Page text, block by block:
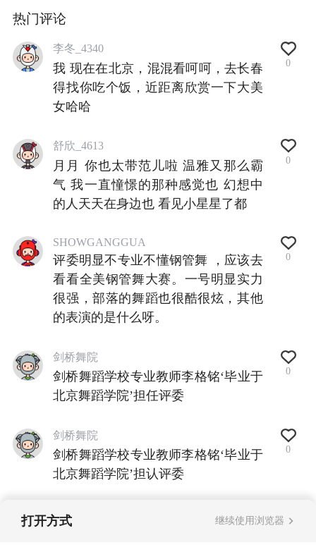
热门评论
李冬_4340
我 现在在北京，混混看呵呵，去长春
得找你吃个饭，近距离欣赏一下大美
女哈哈
0
舒欣_4613
月月 你也太带范儿啦 温雅又那么霸
气 我一直憧憬的那种感觉也 幻想中
的人天天在身边也 看见小星星了都
0
SHOWGANGGUA
评委明显不专业不懂钢管舞 ，应该去
看看全美钢管舞大赛。一号明显实力
很强，部落的舞蹈也很酷很炫，其他
的表演的是什么呀。
0
剑桥舞院
剑桥舞蹈学校专业教师李格铭‘毕业于
北京舞蹈学院’担任评委
0
剑桥舞院
剑桥舞蹈学校专业教师李格铭‘毕业于
北京舞蹈学院’担认评委
0
打开方式 继续使用浏览器